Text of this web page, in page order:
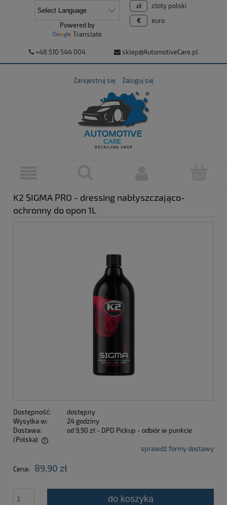
+48 510 544 004 sklep@AutomotiveCare.pl
Zarejestruj się Zaloguj się
złoty polski
euro
Powered by
Translate
K2 SIGMA PRO - dressing nabłyszczająco-
ochronny do opon 1L
Dostępność:
dostępny
Wysyłka w:
24 godziny
Dostawa:
od 9,90 zł - DPD Pickup - odbiór w punkcie
(Polska)
Cena nie zawiera ewentualnych kosztów płatnościsprawdź formy dostawy
Cena: 89,90 zł
do koszyka